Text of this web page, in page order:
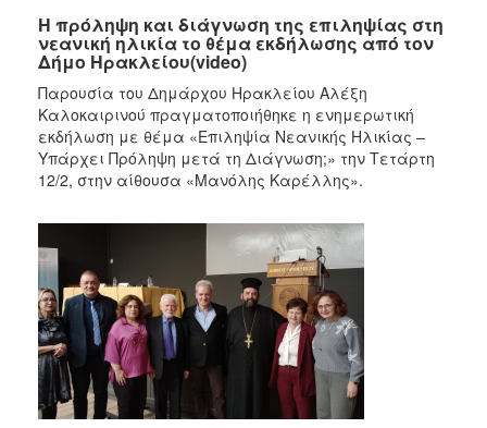
2022
2021
2020
2019
2018
2017
2016
2013
2012
2011
2010
2006
Η πρόληψη και διάγνωση της επιληψίας στη
νεανική ηλικία το θέμα εκδήλωσης από τον
Δήμο Ηρακλείου(video)
Παρουσία του Δημάρχου Ηρακλείου Αλέξη
Καλοκαιρινού πραγματοποιήθηκε η ενημερωτική
εκδήλωση με θέμα «Επιληψία Νεανικής Ηλικίας –
Υπάρχει Πρόληψη μετά τη Διάγνωση;» την Τετάρτη
12/2, στην αίθουσα «Μανόλης Καρέλλης».